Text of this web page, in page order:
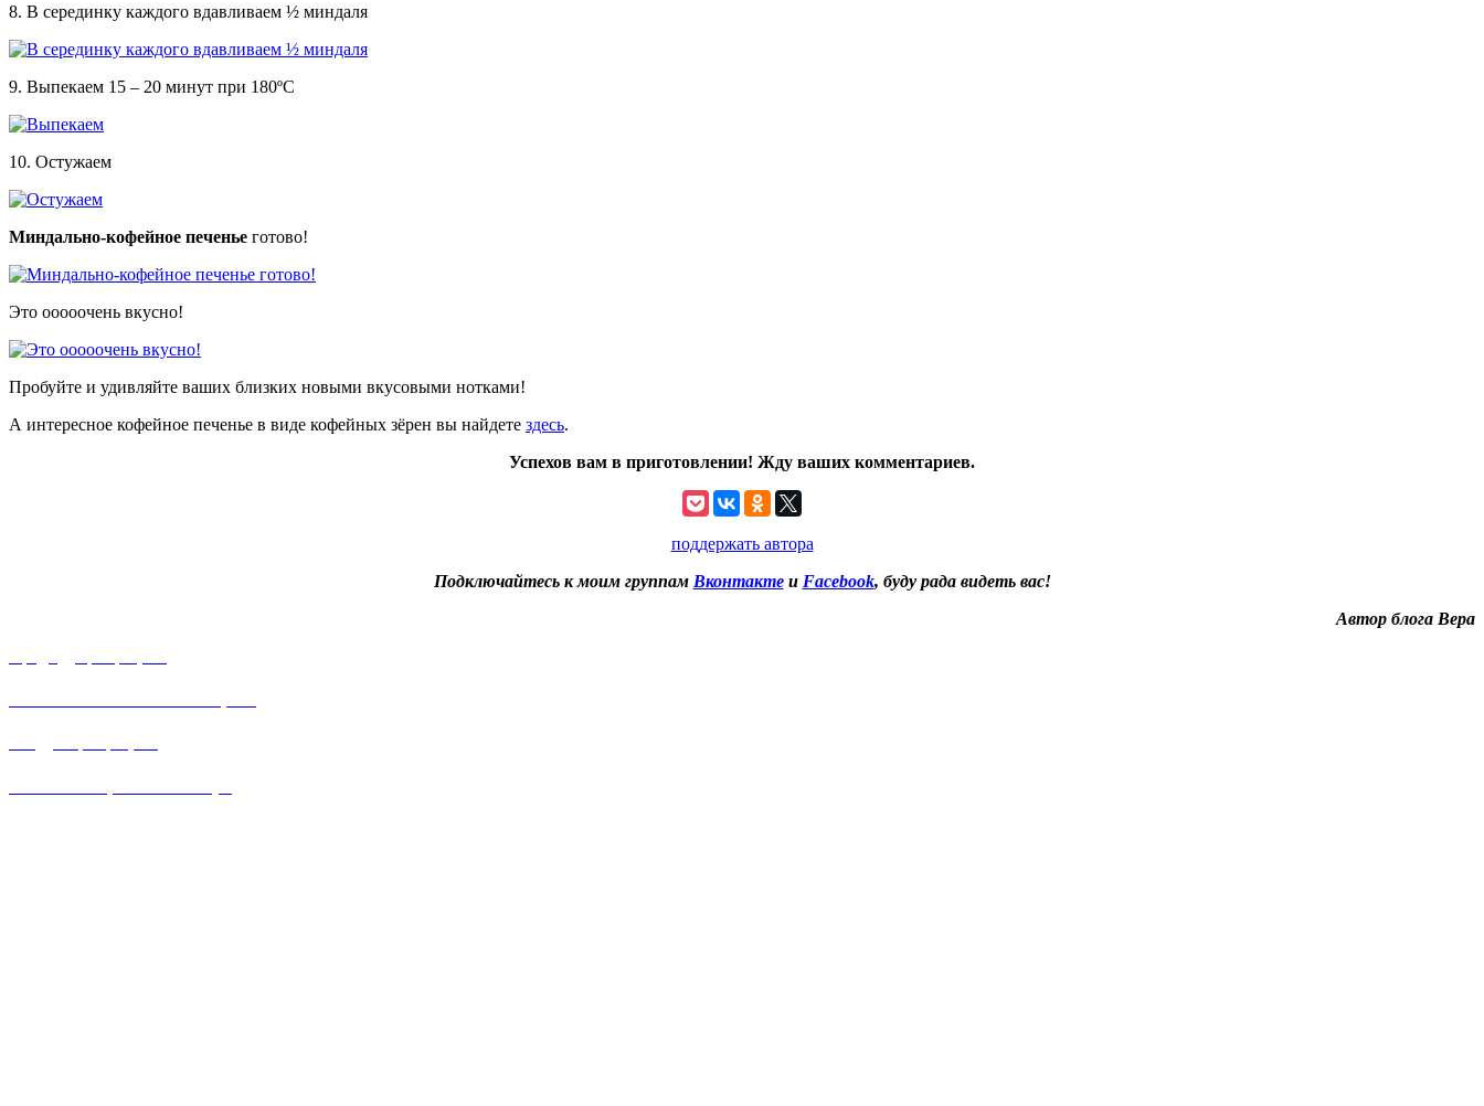
8. В серединку каждого вдавливаем ½ миндаля
9. Выпекаем 15 – 20 минут при 180ºС
10. Остужаем
Миндально-кофейное печенье готово!
Это ооооочень вкусно!
Пробуйте и удивляйте ваших близких новыми вкусовыми нотками!
А интересное кофейное печенье в виде кофейных зёрен вы найдете здесь.
Успехов вам в приготовлении! Жду ваших комментариев.
поддержать автора
Подключайтесь к моим группам Вконтактеи Facebook, буду рада видеть вас!
Автор блога Вера